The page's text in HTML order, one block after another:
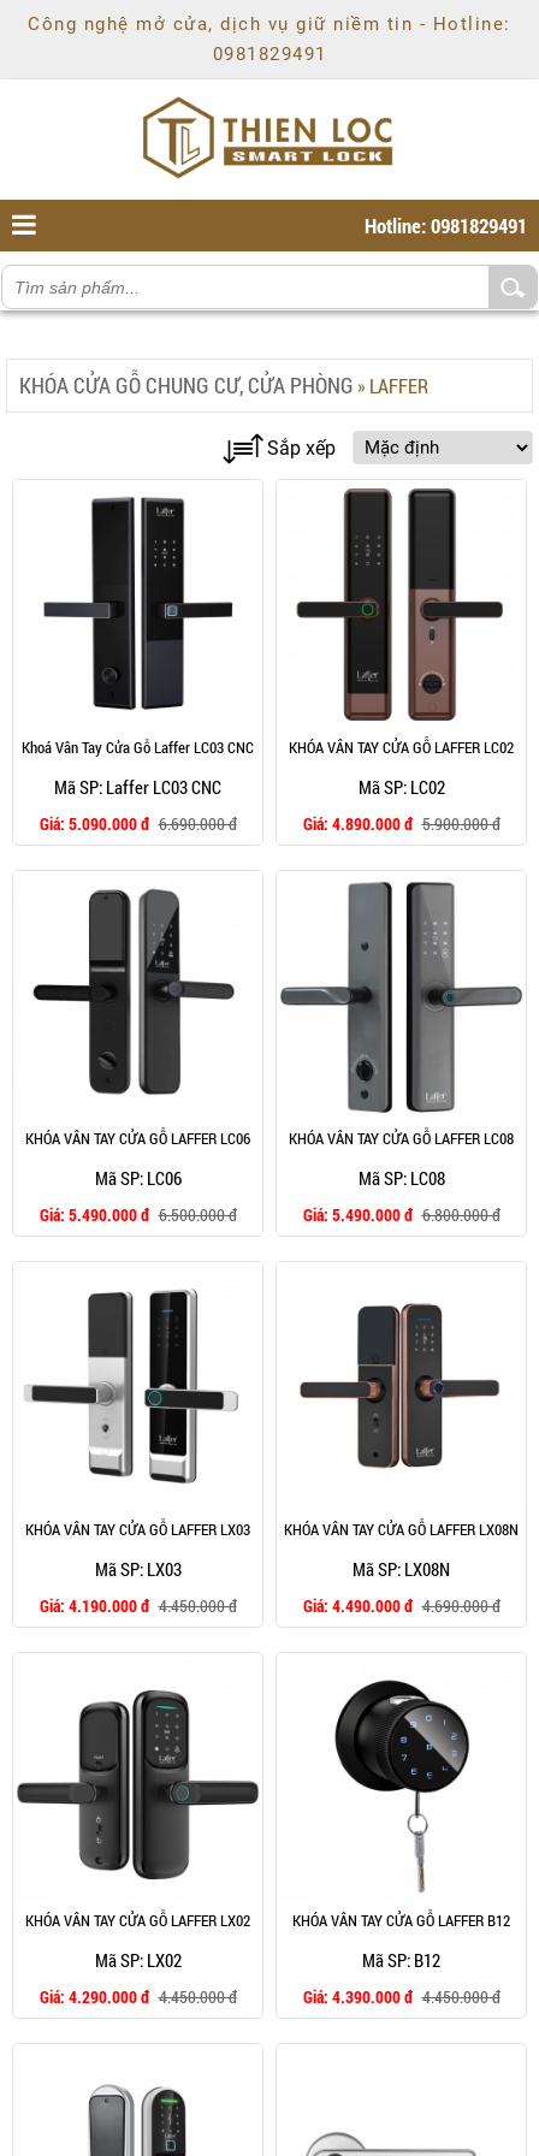
Công nghệ mở cửa, dịch vụ giữ niềm tin - Hotline:
0981829491
Hotline: 0981829491
KHÓA CỬA GỖ CHUNG CƯ, CỬA PHÒNG » LAFFER
Sắp xếp
Khoá Vân Tay Cửa Gỗ Laffer LC03 CNC
Mã SP: Laffer LC03 CNC
Giá: 5.090.000 đ 6.690.000 đ
KHÓA VÂN TAY CỬA GỖ LAFFER LC02
Mã SP: LC02
Giá: 4.890.000 đ 5.900.000 đ
KHÓA VÂN TAY CỬA GỖ LAFFER LC06
Mã SP: LC06
Giá: 5.490.000 đ 6.500.000 đ
KHÓA VÂN TAY CỬA GỖ LAFFER LC08
Mã SP: LC08
Giá: 5.490.000 đ 6.800.000 đ
KHÓA VÂN TAY CỬA GỖ LAFFER LX03
Mã SP: LX03
Giá: 4.190.000 đ 4.450.000 đ
KHÓA VÂN TAY CỬA GỖ LAFFER LX08N
Mã SP: LX08N
Giá: 4.490.000 đ 4.690.000 đ
KHÓA VÂN TAY CỬA GỖ LAFFER LX02
Mã SP: LX02
Giá: 4.290.000 đ 4.450.000 đ
KHÓA VÂN TAY CỬA GỖ LAFFER B12
Mã SP: B12
Giá: 4.390.000 đ 4.450.000 đ